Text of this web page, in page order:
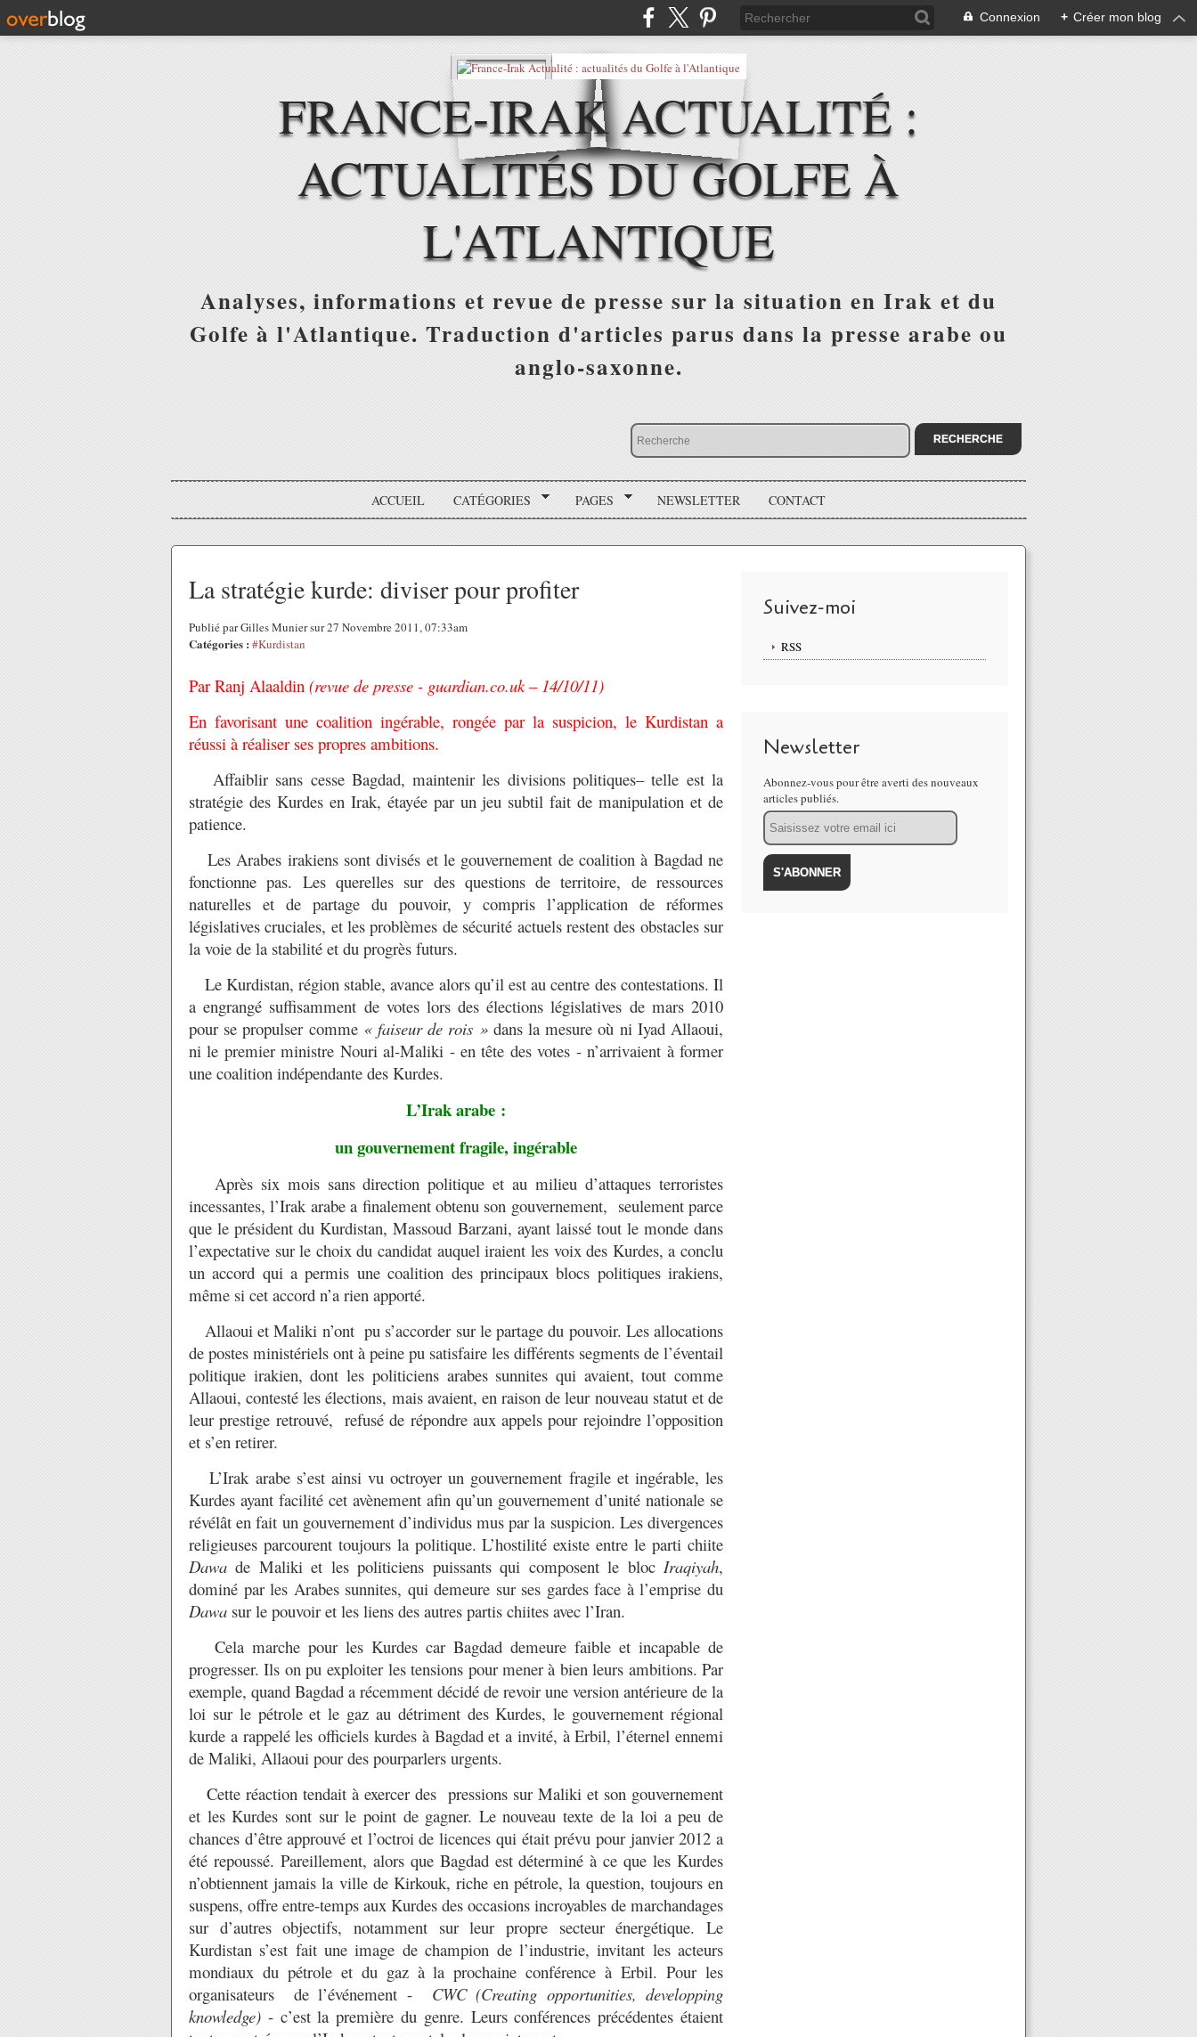
Connexion + Créer mon blog
FRANCE-IRAK ACTUALITÉ :
ACTUALITÉS DU GOLFE À
L'ATLANTIQUE
Analyses, informations et revue de presse sur la situation en Irak et du
Golfe à l'Atlantique. Traduction d'articles parus dans la presse arabe ou
anglo-saxonne.
ACCUEIL CATÉGORIES PAGES NEWSLETTER CONTACT
La stratégie kurde: diviser pour profiter
Publié par Gilles Munier sur 27 Novembre 2011, 07:33am
Catégories : #Kurdistan
Par Ranj Alaaldin (revue de presse - guardian.co.uk– 14/10/11)
En favorisant une coalition ingérable, rongée par la suspicion, le Kurdistan a
réussi à réaliser ses propres ambitions.
Affaiblir sans cesse Bagdad, maintenir les divisions politiques– telle est la
stratégie des Kurdes en Irak, étayée par un jeu subtil fait de manipulation et de
patience.
Les Arabes irakiens sont divisés et le gouvernement de coalition à Bagdad ne
fonctionne pas. Les querelles sur des questions de territoire, de ressources
naturelles et de partage du pouvoir, y compris l’application de réformes
législatives cruciales, et les problèmes de sécurité actuels restent des obstacles sur
la voie de la stabilité et du progrès futurs.
Le Kurdistan, région stable, avance alors qu’il est au centre des contestations. Il
a engrangé suffisamment de votes lors des élections législatives de mars 2010
pour se propulser comme « faiseur de rois »dans la mesure où ni Iyad Allaoui,
ni le premier ministre Nouri al-Maliki - en tête des votes - n’arrivaient à former
une coalition indépendante des Kurdes.
L’Irak arabe :
un gouvernement fragile, ingérable
Après six mois sans direction politique et au milieu d’attaques terroristes
incessantes, l’Irak arabe a finalement obtenu son gouvernement, seulement parce
que le président du Kurdistan, Massoud Barzani, ayant laissé tout le monde dans
l’expectative sur le choix du candidat auquel iraient les voix des Kurdes, a conclu
un accord qui a permis une coalition des principaux blocs politiques irakiens,
même si cet accord n’a rien apporté.
Allaoui et Maliki n’ont pu s’accorder sur le partage du pouvoir. Les allocations
de postes ministériels ont à peine pu satisfaire les différents segments de l’éventail
politique irakien, dont les politiciens arabes sunnites qui avaient, tout comme
Allaoui, contesté les élections, mais avaient, en raison de leur nouveau statut et de
leur prestige retrouvé, refusé de répondre aux appels pour rejoindre l’opposition
et s’en retirer.
L’Irak arabe s’est ainsi vu octroyer un gouvernement fragile et ingérable, les
Kurdes ayant facilité cet avènement afin qu’un gouvernement d’unité nationale se
révélât en fait un gouvernement d’individus mus par la suspicion. Les divergences
religieuses parcourent toujours la politique. L’hostilité existe entre le parti chiite
Dawa de Maliki et les politiciens puissants qui composent le bloc Iraqiyah,
dominé par les Arabes sunnites, qui demeure sur ses gardes face à l’emprise du
Dawa sur le pouvoir et les liens des autres partis chiites avec l’Iran.
Cela marche pour les Kurdes car Bagdad demeure faible et incapable de
progresser. Ils on pu exploiter les tensions pour mener à bien leurs ambitions. Par
exemple, quand Bagdad a récemment décidé de revoir une version antérieure de la
loi sur le pétrole et le gaz au détriment des Kurdes, le gouvernement régional
kurde a rappelé les officiels kurdes à Bagdad et a invité, à Erbil, l’éternel ennemi
de Maliki, Allaoui pour des pourparlers urgents.
Cette réaction tendait à exercer des pressions sur Maliki et son gouvernement
et les Kurdes sont sur le point de gagner. Le nouveau texte de la loi a peu de
chances d’être approuvé et l’octroi de licences qui était prévu pour janvier 2012 a
été repoussé. Pareillement, alors que Bagdad est déterminé à ce que les Kurdes
n’obtiennent jamais la ville de Kirkouk, riche en pétrole, la question, toujours en
suspens, offre entre-temps aux Kurdes des occasions incroyables de marchandages
sur d’autres objectifs, notamment sur leur propre secteur énergétique. Le
Kurdistan s’est fait une image de champion de l’industrie, invitant les acteurs
mondiaux du pétrole et du gaz à la prochaine conférence à Erbil. Pour les
organisateurs de l’événement - CWC (Creating opportunities, developping
knowledge) - c’est la première du genre. Leurs conférences précédentes étaient
Suivez-moi
RSS
Newsletter
Abonnez-vous pour être averti des nouveaux
articles publiés.
Email